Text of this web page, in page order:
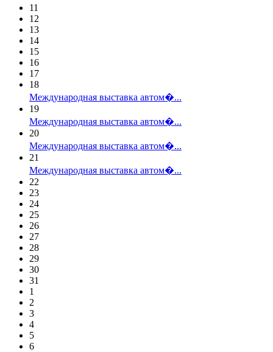
11
12
13
14
15
16
17
18
Международная выставка автом�...
19
Международная выставка автом�...
20
Международная выставка автом�...
21
Международная выставка автом�...
22
23
24
25
26
27
28
29
30
31
1
2
3
4
5
6